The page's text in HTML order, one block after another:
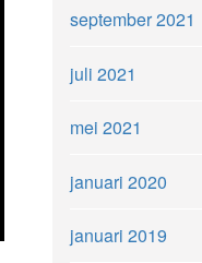
september 2021
juli 2021
mei 2021
januari 2020
januari 2019